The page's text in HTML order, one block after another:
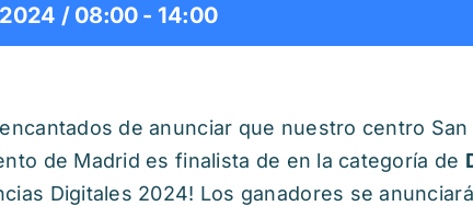
/ 08:00- 14:00
encantados de anunciar que nuestro centro
de Madrid es finalista de en la categoría de
Digitales 2024! Los ganadores se